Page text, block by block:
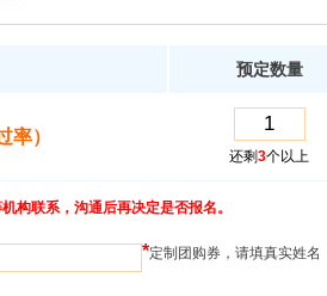
预定数量
）
还剩3个以上
联系，沟通后再决定是否报名。
*定制团购券，请填真实姓名